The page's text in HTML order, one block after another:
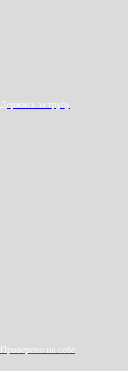
Держись за трубу
Проверено на себе